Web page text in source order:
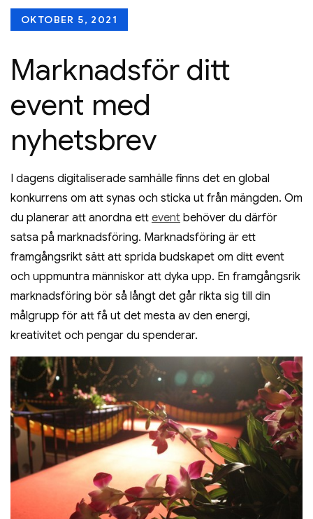
Posted
OKTOBER 5, 2021
Marknadsför ditt
event med
nyhetsbrev
I dagens digitaliserade samhälle finns det en global
konkurrens om att synas och sticka ut från mängden. Om
du planerar att anordna ett event behöver du därför
satsa på marknadsföring. Marknadsföring är ett
framgångsrikt sätt att sprida budskapet om ditt event
och uppmuntra människor att dyka upp. En framgångsrik
marknadsföring bör så långt det går rikta sig till din
målgrupp för att få ut det mesta av den energi,
kreativitet och pengar du spenderar.